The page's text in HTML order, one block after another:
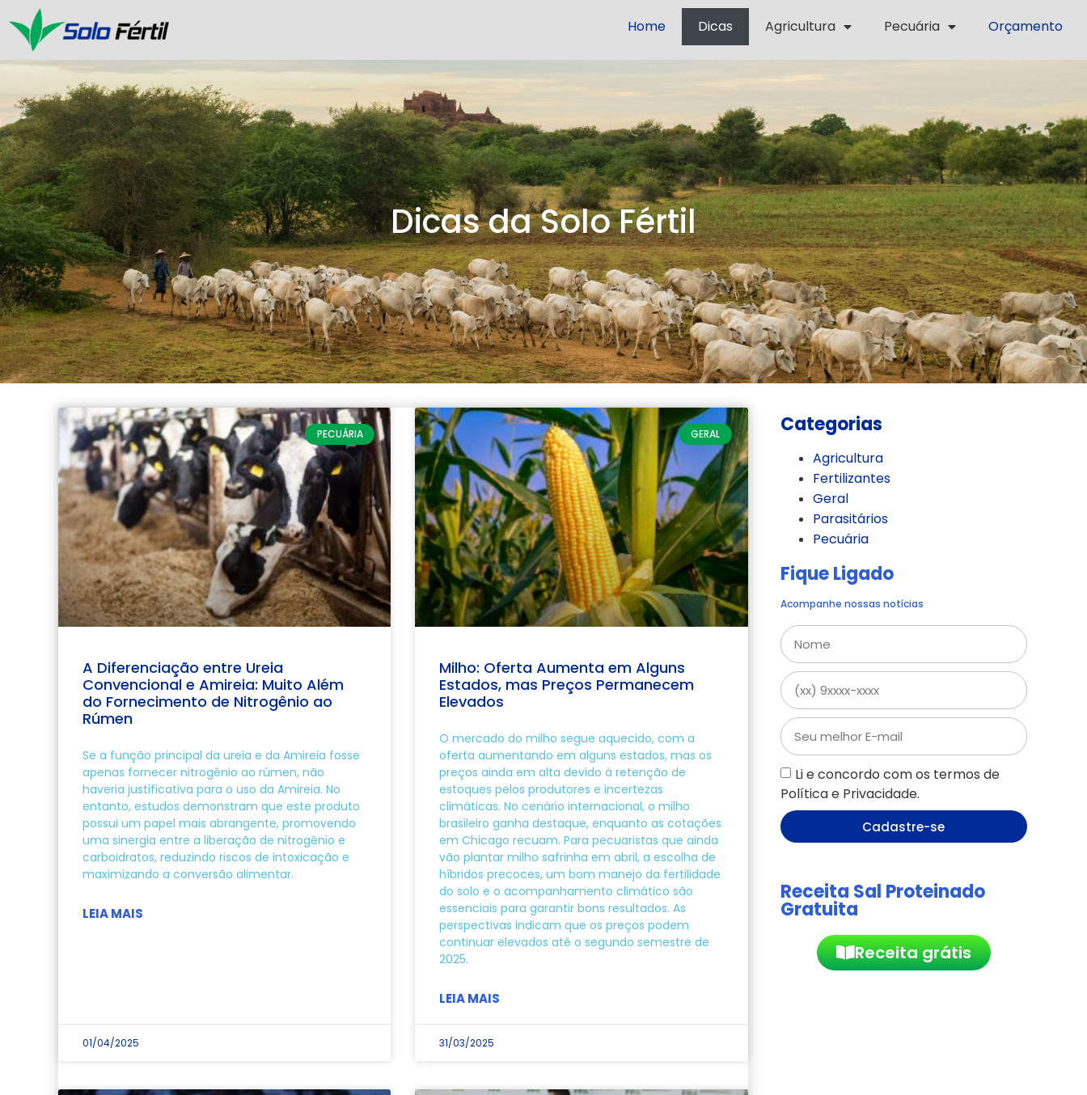
Home Dicas Agricultura Pecuária Orçamento
Dicas da Solo Fértil
PECUÁRIA
A Diferenciação entre Ureia
Convencional e Amireia: Muito Além
do Fornecimento de Nitrogênio ao
Rúmen
Se a função principal da ureia e da Amireia fosse
apenas fornecer nitrogênio ao rúmen, não
haveria justificativa para o uso da Amireia. No
entanto, estudos demonstram que este produto
possui um papel mais abrangente, promovendo
uma sinergia entre a liberação de nitrogênio e
carboidratos, reduzindo riscos de intoxicação e
maximizando a conversão alimentar.
LEIA MAIS
01/04/2025
GERAL
Milho: Oferta Aumenta em Alguns
Estados, mas Preços Permanecem
Elevados
O mercado do milho segue aquecido, com a
oferta aumentando em alguns estados, mas os
preços ainda em alta devido à retenção de
estoques pelos produtores e incertezas
climáticas. No cenário internacional, o milho
brasileiro ganha destaque, enquanto as cotações
em Chicago recuam. Para pecuaristas que ainda
vão plantar milho safrinha em abril, a escolha de
híbridos precoces, um bom manejo da fertilidade
do solo e o acompanhamento climático são
essenciais para garantir bons resultados. As
perspectivas indicam que os preços podem
continuar elevados até o segundo semestre de
2025.
LEIA MAIS
31/03/2025
Categorias
Agricultura
Fertilizantes
Geral
Parasitários
Pecuária
Fique Ligado
Acompanhe nossas notícias
Li e concordo com os termos de
Política e Privacidade.
Cadastre-se
Receita Sal Proteinado
Gratuita
Receita grátis